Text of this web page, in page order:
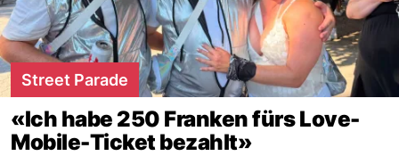
Street Parade
«Ich habe 250 Franken fürs Love-
Mobile-Ticket bezahlt»